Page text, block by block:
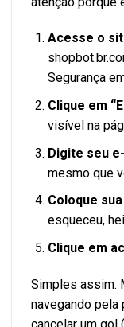
Acesse o
Segurança
Clique em
visível na
Digite seu
mesmo que
Coloque
esqueceu,
Clique em
Simples assim.
navegando pela
cancelar um gol